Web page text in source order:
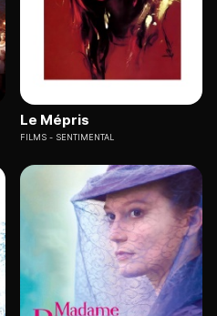
Le Mépris
FILMS SENTIMENTAL